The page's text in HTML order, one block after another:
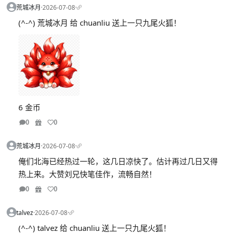
荒城冰月·2026-07-08·
(^-^) 荒城冰月 给 chuanliu 送上一只九尾火狐！
6 金币
0 0
荒城冰月·2026-07-08·
俺们北海已经热过一轮，这几日凉快了。估计再过几日又得
热上来。大赞刘兄快笔佳作，流畅自然！
0 0
talvez·2026-07-08·
(^-^) talvez 给 chuanliu 送上一只九尾火狐！